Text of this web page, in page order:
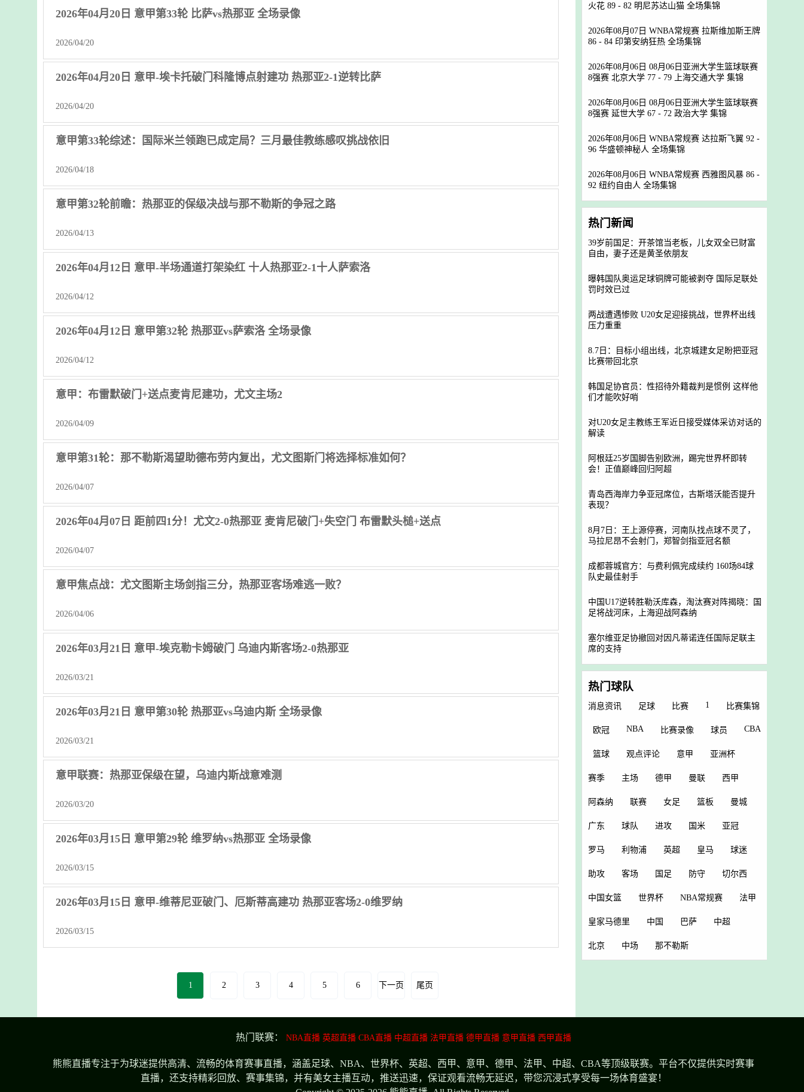
2026年04月20日 意甲第33轮 比萨vs热那亚 全场录像
2026/04/20
2026年04月20日 意甲-埃卡托破门科隆博点射建功 热那亚2-1逆转比萨
2026/04/20
意甲第33轮综述：国际米兰领跑已成定局？三月最佳教练感叹挑战依旧
2026/04/18
意甲第32轮前瞻：热那亚的保级决战与那不勒斯的争冠之路
2026/04/13
2026年04月12日 意甲-半场通道打架染红 十人热那亚2-1十人萨索洛
2026/04/12
2026年04月12日 意甲第32轮 热那亚vs萨索洛 全场录像
2026/04/12
意甲：布雷默破门+送点麦肯尼建功，尤文主场2
2026/04/09
意甲第31轮：那不勒斯渴望助德布劳内复出，尤文图斯门将选择标准如何？
2026/04/07
2026年04月07日 距前四1分！尤文2-0热那亚 麦肯尼破门+失空门 布雷默头槌+送点
2026/04/07
意甲焦点战：尤文图斯主场剑指三分，热那亚客场难逃一败？
2026/04/06
2026年03月21日 意甲-埃克勒卡姆破门 乌迪内斯客场2-0热那亚
2026/03/21
2026年03月21日 意甲第30轮 热那亚vs乌迪内斯 全场录像
2026/03/21
意甲联赛：热那亚保级在望，乌迪内斯战意难测
2026/03/20
2026年03月15日 意甲第29轮 维罗纳vs热那亚 全场录像
2026/03/15
2026年03月15日 意甲-维蒂尼亚破门、厄斯蒂高建功 热那亚客场2-0维罗纳
2026/03/15
1 2 3 4 5 6 下一页 尾页
火花 89 - 82 明尼苏达山猫 全场集锦
2026年08月07日 WNBA常规赛 拉斯维加斯王牌
86 - 84 印第安纳狂热 全场集锦
2026年08月06日 08月06日亚洲大学生篮球联赛
8强赛 北京大学 77 - 79 上海交通大学 集锦
2026年08月06日 08月06日亚洲大学生篮球联赛
8强赛 延世大学 67 - 72 政治大学 集锦
2026年08月06日 WNBA常规赛 达拉斯飞翼 92 -
96 华盛顿神秘人 全场集锦
2026年08月06日 WNBA常规赛 西雅图风暴 86 -
92 纽约自由人 全场集锦
热门新闻
39岁前国足：开茶馆当老板，儿女双全已财富
自由，妻子还是黄圣依朋友
曝韩国队奥运足球铜牌可能被剥夺 国际足联处
罚时效已过
两战遭遇惨败 U20女足迎接挑战，世界杯出线
压力重重
8.7日：目标小组出线，北京城建女足盼把亚冠
比赛带回北京
韩国足协官员：性招待外籍裁判是惯例 这样他
们才能吹好哨
对U20女足主教练王军近日接受媒体采访对话的
解读
阿根廷25岁国脚告别欧洲，踢完世界杯即转
会！正值巅峰回归阿超
青岛西海岸力争亚冠席位，古斯塔沃能否提升
表现？
8月7日：王上源停赛，河南队找点球不灵了，
马拉尼昂不会射门，郑智剑指亚冠名额
成都蓉城官方：与费利佩完成续约 160场84球
队史最佳射手
中国U17逆转胜勒沃库森，淘汰赛对阵揭晓：国
足将战河床，上海迎战阿森纳
塞尔维亚足协撤回对因凡蒂诺连任国际足联主
席的支持
热门球队
消息资讯 足球 比赛 1 比赛集锦
欧冠 NBA 比赛录像 球员 CBA
篮球 观点评论 意甲 亚洲杯
赛季 主场 德甲 曼联 西甲
阿森纳 联赛 女足 篮板 曼城
广东 球队 进攻 国米 亚冠
罗马 利物浦 英超 皇马 球迷
助攻 客场 国足 防守 切尔西
中国女篮 世界杯 NBA常规赛 法甲
皇家马德里 中国 巴萨 中超
北京 中场 那不勒斯
热门联赛： NBA直播 英超直播 CBA直播 中超直播 法甲直播 德甲直播 意甲直播 西甲直播
熊熊直播专注于为球迷提供高清、流畅的体育赛事直播，涵盖足球、NBA、世界杯、英超、西甲、意甲、德甲、法甲、中超、CBA等顶级联赛。平台不仅提供实时赛事
直播，还支持精彩回放、赛事集锦，并有美女主播互动，推送迅速，保证观看流畅无延迟，带您沉浸式享受每一场体育盛宴！